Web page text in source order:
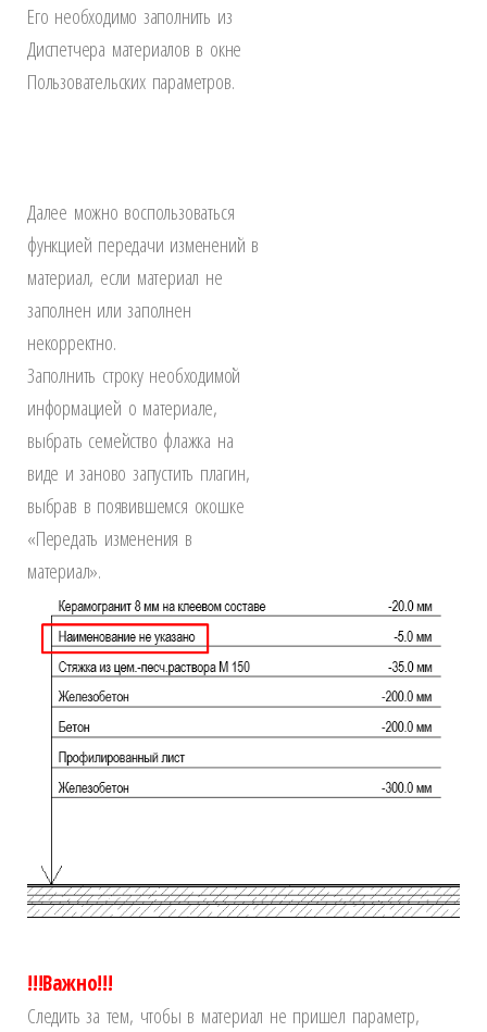
Его необходимо заполнить из
Диспетчера материалов в окне
Пользовательских параметров.
Далее можно воспользоваться
функцией передачи изменений в
материал, если материал не
заполнен или заполнен
некорректно.
Заполнить строку необходимой
информацией о материале,
выбрать семейство флажка на
виде и заново запустить плагин,
выбрав в появившемся окошке
«Передать изменения в
материал».
!!!Важно!!!
Следить за тем, чтобы в материал не пришел параметр,